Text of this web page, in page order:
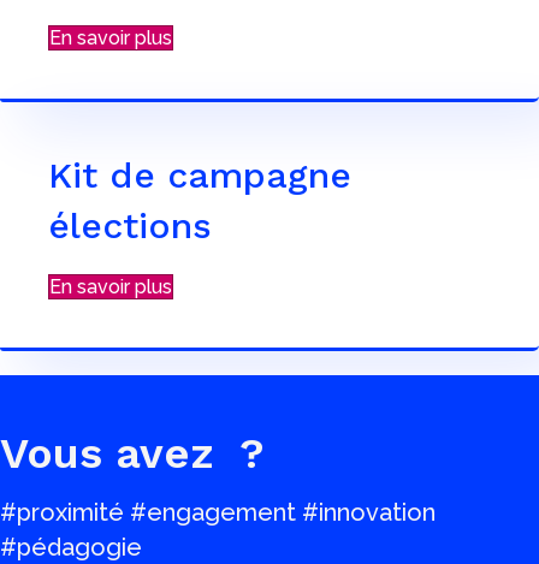
En savoir plus
Kit de campagne
élections
En savoir plus
Vous avez ?
#proximité #engagement #innovation
#pédagogie